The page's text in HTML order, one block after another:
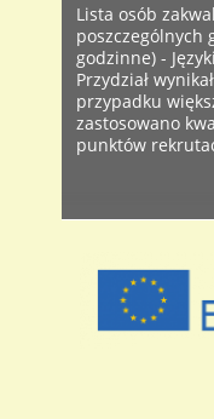
Lista osób
poszczególnych
godzinne) -
Przydział
przypadku
zastosowano
punktów